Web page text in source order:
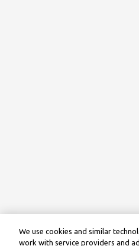
We use cookies and similar
work with service providers and